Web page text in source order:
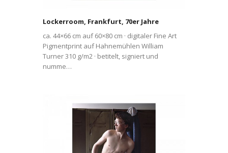
Lockerroom, Frankfurt, 70er Jahre
ca. 44×66 cm auf 60×80 cm · digitaler Fine Art
Pigmentprint auf Hahnemühlen William
Turner 310 g/m2 · betitelt, signiert und
numme…